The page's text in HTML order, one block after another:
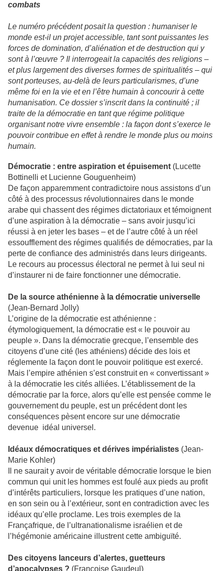
combats
Le numéro précédent posait la question : humaniser le
monde est-il un projet accessible, tant sont puissantes les
forces de domination, d’aliénation et de destruction qui y
sont à l’œuvre ? Il interrogeait la capacités des religions –
et plus largement des diverses formes de spiritualités – qui
sont porteuses, au-delà de leurs particularismes, d’une
même foi en la vie et en l’être humain à concourir à cette
humanisation. Ce dossier s’inscrit dans la continuité ; il
traite de la démocratie en tant que régime politique
organisant notre vivre ensemble : la façon dont s’exerce le
pouvoir contribue en effet à rendre le monde plus ou moins
humain.
Démocratie : entre aspiration et épuisement (Lucette
Bottinelli et Lucienne Gouguenheim)
De façon apparemment contradictoire nous assistons d’un
côté à des processus révolutionnaires dans le monde
arabe qui chassent des régimes dictatoriaux et témoignent
d’une aspiration à la démocratie – sans avoir jusqu’ici
réussi à en jeter les bases – et de l’autre côté à un réel
essoufflement des régimes qualifiés de démocraties, par la
perte de confiance des administrés dans leurs dirigeants.
Le recours au processus électoral ne permet à lui seul ni
d’instaurer ni de faire fonctionner une démocratie.
De la source athénienne à la démocratie universelle
(Jean-Bernard Jolly)
L’origine de la démocratie est athénienne :
étymologiquement, la démocratie est « le pouvoir au
peuple ». Dans la démocratie grecque, l’ensemble des
citoyens d’une cité (les athéniens) décide des lois et
réglemente la façon dont le pouvoir politique est exercé.
Mais l’empire athénien s’est construit en « convertissant »
à la démocratie les cités alliées. L’établissement de la
démocratie par la force, alors qu’elle est pensée comme le
gouvernement du peuple, est un précédent dont les
conséquences pèsent encore sur une démocratie
devenue idéal universel.
Idéaux démocratiques et dérives impérialistes (Jean-
Marie Kohler)
Il ne saurait y avoir de véritable démocratie lorsque le bien
commun qui unit les hommes est foulé aux pieds au profit
d’intérêts particuliers, lorsque les pratiques d’une nation,
en son sein ou à l’extérieur, sont en contradiction avec les
idéaux qu’elle proclame. Les trois exemples de la
Françafrique, de l’ultranationalisme israélien et de
l’hégémonie américaine illustrent cette ambiguïté.
Des citoyens lanceurs d’alertes, guetteurs
d’apocalypses ? (Françoise Gaudeul)